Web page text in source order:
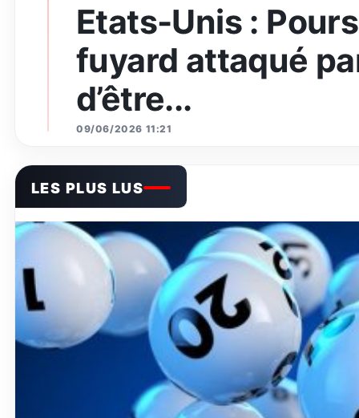
Etats-Unis :
fuyard attaqué
d’être...
09/06/2026 11:21
LES PLUS LUS